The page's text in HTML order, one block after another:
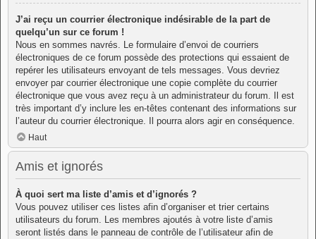
J’ai reçu un courrier électronique indésirable de la part de
quelqu’un sur ce forum !
Nous en sommes navrés. Le formulaire d’envoi de courriers
électroniques de ce forum possède des protections qui essaient de
repérer les utilisateurs envoyant de tels messages. Vous devriez
envoyer par courrier électronique une copie complète du courrier
électronique que vous avez reçu à un administrateur du forum. Il est
très important d’y inclure les en-têtes contenant des informations sur
l’auteur du courrier électronique. Il pourra alors agir en conséquence.
Haut
Amis et ignorés
À quoi sert ma liste d’amis et d’ignorés ?
Vous pouvez utiliser ces listes afin d’organiser et trier certains
utilisateurs du forum. Les membres ajoutés à votre liste d’amis
seront listés dans le panneau de contrôle de l’utilisateur afin de